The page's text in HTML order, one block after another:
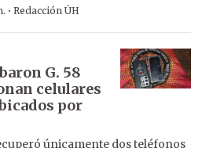
· Redacción ÚH
G. 58
celulares
por
únicamente dos teléfonos